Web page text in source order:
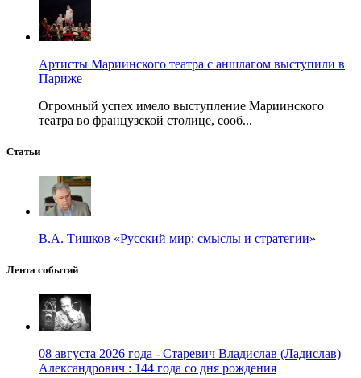
Артисты Мариинского театра с аншлагом выступили в
Париже
Огромный успех имело выступление Мариинского
театра во французской столице, сооб...
Статьи
В.А. Тишков «Русский мир: смыслы и стратегии»
Лента событий
08 августа 2026 года - Старевич Владислав (Ладислав)
Александрович : 144 года со дня рождения